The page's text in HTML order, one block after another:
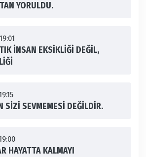
YORULDU.
İNSAN EKSİKLİĞİ DEĞİL,
SİZİ SEVMEMESİ DEĞİLDİR.
HAYATTA KALMAYI